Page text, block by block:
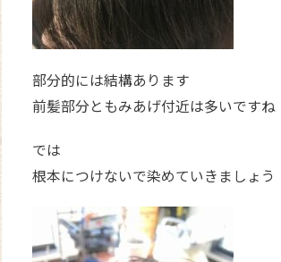
部分的には結構あります
前髪部分ともみあげ付近は多いですね
では
根本につけないで染めていきましょう